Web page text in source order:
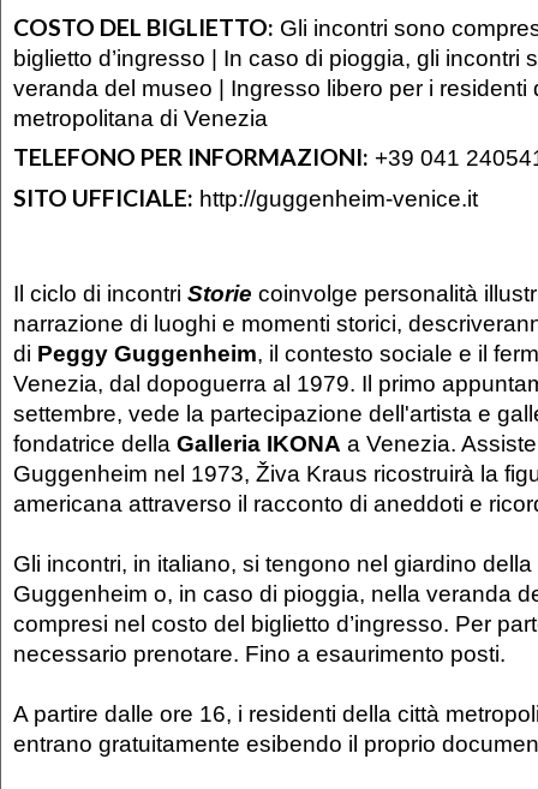
COSTO DEL BIGLIETTO: Gli incontri sono
biglietto d’ingresso | In caso di pioggia, gli incontri
veranda del museo | Ingresso libero per i residenti
metropolitana di Venezia
TELEFONO PER INFORMAZIONI: +39 041
SITO UFFICIALE: http://guggenheim-venice.it
Il ciclo di incontri Storie coinvolge personalità
narrazione di luoghi e momenti storici,
di Peggy Guggenheim, il contesto sociale e il
Venezia, dal dopoguerra al 1979. Il primo
settembre, vede la partecipazione dell'artista e
fondatrice della Galleria IKONA a Venezia.
Guggenheim nel 1973, Živa Kraus ricostruirà la
americana attraverso il racconto di aneddoti e
Gli incontri, in italiano, si tengono nel giardino
Guggenheim o, in caso di pioggia, nella veranda
compresi nel costo del biglietto d’ingresso. Per
necessario prenotare. Fino a esaurimento posti.
A partire dalle ore 16, i residenti della città
entrano gratuitamente esibendo il proprio